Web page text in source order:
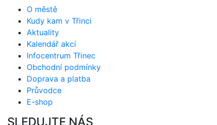
O městě
Kudy kam v Třinci
Aktuality
Kalendář akcí
Infocentrum Třinec
Obchodní podmínky
Doprava a platba
Průvodce
E-shop
SLEDUJTE NÁS